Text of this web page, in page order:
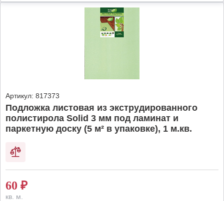
Артикул: 817373
Подложка листовая из экструдированного
полистирола Solid 3 мм под ламинат и
паркетную доску (5 м² в упаковке), 1 м.кв.
60 ₽
кв. м.